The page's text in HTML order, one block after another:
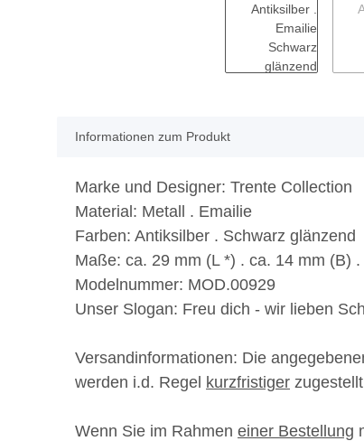
Informationen zum Produkt
Marke und Designer: Trente Collection
Material: Metall . Emailie
Farben: Antiksilber . Schwarz glänzend
Maße: ca. 29 mm (L *) . ca. 14 mm (B)
Modelnummer: MOD.00929
Unser Slogan: Freu dich - wir lieben
Versandinformationen: Die
werden i.d. Regel kurzfristiger
Wenn Sie im Rahmen einer Bestellung